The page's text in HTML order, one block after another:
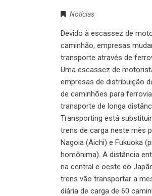
Notícias
Devido à escassez de
caminhão, empresas
transporte através de
Uma escassez de
empresas de distribuição
de caminhões para
transporte de longa
Transporting está
trens de carga neste mês
Nagoia (Aichi) e Fukuoka
homônima). A distância
na central e oeste do
trens vão transportar a
diária de carga de 60